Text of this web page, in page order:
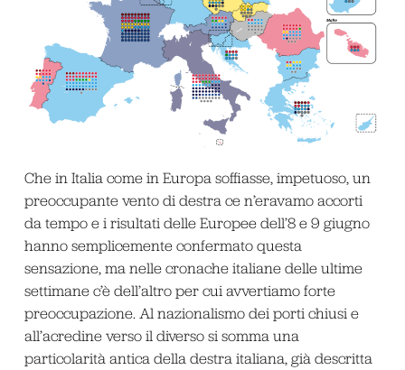
Che in Italia come in Europa soffiasse, impetuoso, un
preoccupante vento di destra ce n’eravamo accorti
da tempo e i risultati delle Europee dell’8 e 9 giugno
hanno semplicemente confermato questa
sensazione, ma nelle cronache italiane delle ultime
settimane c’è dell’altro per cui avvertiamo forte
preoccupazione. Al nazionalismo dei porti chiusi e
all’acredine verso il diverso si somma una
particolarità antica della destra italiana, già descritta